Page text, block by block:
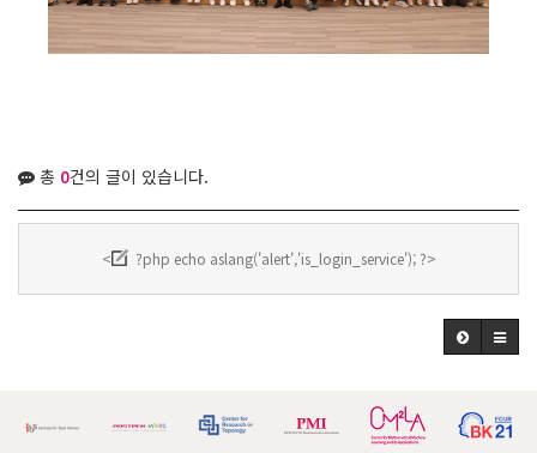
총 0건의 글이 있습니다.
< ?php echo aslang('alert','is_login_service'); ?>